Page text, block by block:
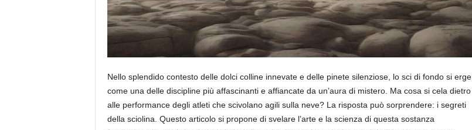
Nello splendido contesto delle dolci colline innevate e delle pinete silenziose, lo sci di fondo si erge
come una delle discipline più affascinanti e affiancate da un’aura di mistero. Ma cosa si cela dietro
alle performance degli atleti che scivolano agili sulla neve? La risposta può sorprendere: i segreti
della sciolina. Questo articolo si propone di svelare l’arte e la scienza di questa sostanza